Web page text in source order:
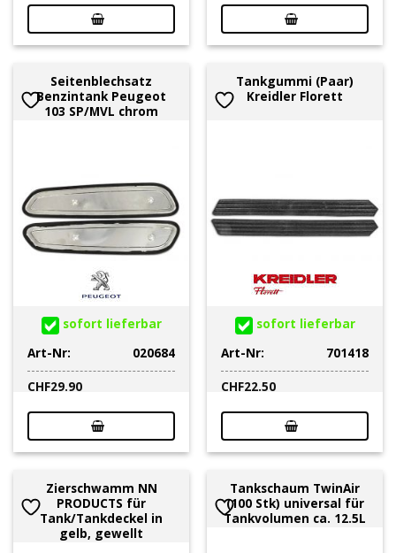
Seitenblechsatz
Benzintank Peugeot
103 SP/MVL chrom
sofort lieferbar
Art-Nr:
020684
CHF29.90
Tankgummi (Paar)
Kreidler Florett
sofort lieferbar
Art-Nr:
701418
CHF22.50
Zierschwamm NN
PRODUCTS für
Tank/Tankdeckel in
gelb, gewellt
Tankschaum TwinAir
(100 Stk) universal für
Tankvolumen ca. 12.5L